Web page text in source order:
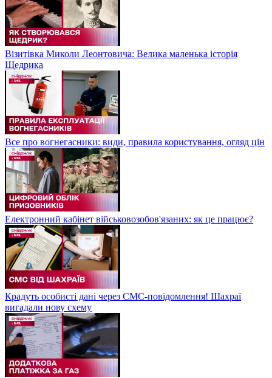
Візитівка Миколи Леонтовича: Велика маленька історія
Щедрика
Все про вогнегасники: види, правила користування, огляд цін
Електронний кабінет військовозобов'язаних: як це працює?
Крадуть особисті дані через СМС-повідомлення! Шахраї
вигадали нову схему